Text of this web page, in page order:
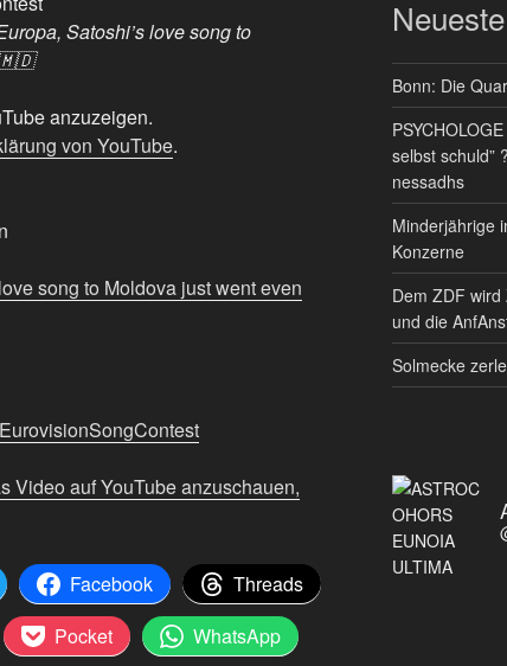
Satoshi’s love song to
🇲🇩
anzuzeigen.
von YouTube.
song to Moldova just went even
Video auf YouTube anzuschauen,
Facebook
Threads
Pocket
WhatsApp
Bonn: Die
selbst schuld”
nessadhs
Minderjährige
Konzerne
Dem ZDF
und die
Solmecke